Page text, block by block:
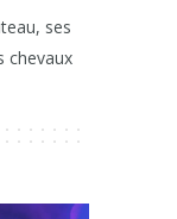
ses
chevaux